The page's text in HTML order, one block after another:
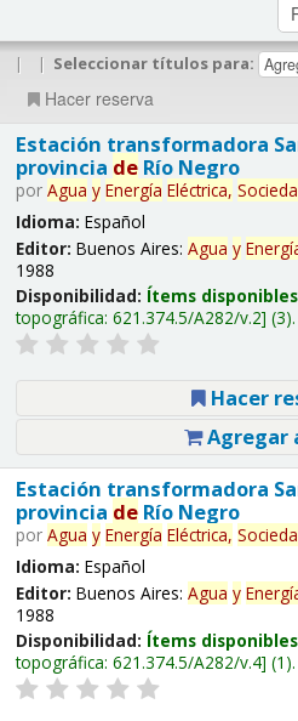
| | Seleccionar títulos para:
Hacer reserva
Estación transformadora
provincia deRío Negro
por Agua y Energía Eléctrica,
Idioma: Español
Editor: Buenos Aires: Agua y
1988
Disponibilidad: Ítems
topográfica: 621.374.5/A282/v.2 (3).
Hacer
Agregar
Estación transformadora
provincia deRío Negro
por Agua y Energía Eléctrica,
Idioma: Español
Editor: Buenos Aires: Agua y
1988
Disponibilidad: Ítems
topográfica: 621.374.5/A282/v.4 (1).